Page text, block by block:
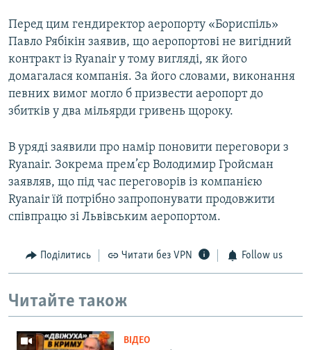
Перед цим гендиректор аеропорту «Бориспіль»
Павло Рябікін заявив, що аеропортові не вигідний
контракт із Ryanair у тому вигляді, як його
домагалася компанія. За його словами, виконання
певних вимог могло б призвести аеропорт до
збитків у два мільярди гривень щороку.
В уряді заявили про намір поновити переговори з
Ryanair. Зокрема прем’єр Володимир Гройсман
заявляв, що під час переговорів із компанією
Ryanair їй потрібно запропонувати продовжити
співпрацю зі Львівським аеропортом.
Поділитись Читати без VPN Follow us
Читайте також
ВІДЕО